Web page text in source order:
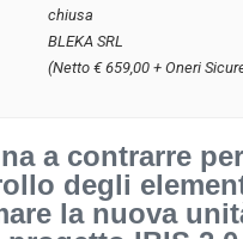
chiusa
BLEKA SRL
(Netto € 659,00 + Oneri
a contrarre
degli
la nuova